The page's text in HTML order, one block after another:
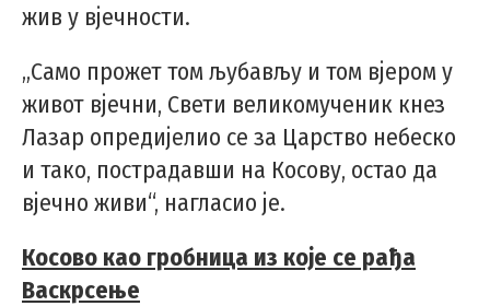
жив у вјечности.
„Само прожет том љубављу и том вјером у
живот вјечни, Свети великомученик кнез
Лазар опредијелио се за Царство небеско
и тако, пострадавши на Косову, остао да
вјечно живи“, нагласио је.
Косово као гробница из које се рађа
Васкрсење